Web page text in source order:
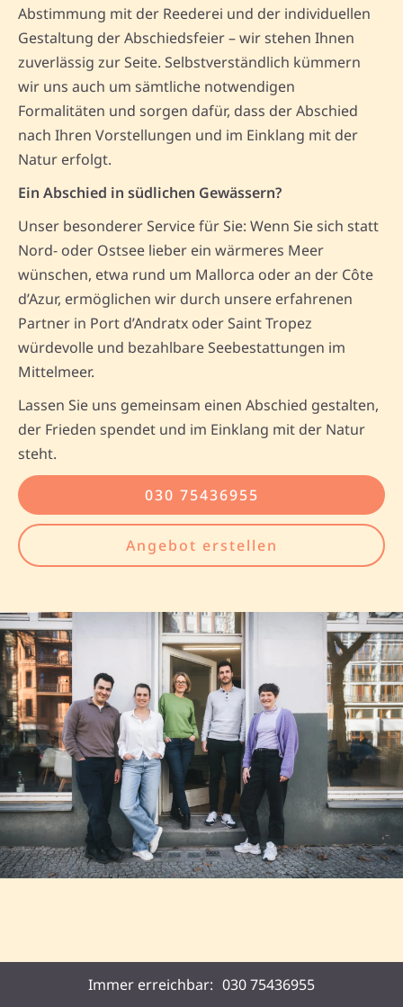
Abstimmung mit der Reederei und der individuellen
Gestaltung der Abschiedsfeier – wir stehen Ihnen
zuverlässig zur Seite. Selbstverständlich kümmern
wir uns auch um sämtliche notwendigen
Formalitäten und sorgen dafür, dass der Abschied
nach Ihren Vorstellungen und im Einklang mit der
Natur erfolgt.
Ein Abschied in südlichen Gewässern?
Unser besonderer Service für Sie: Wenn Sie sich statt
Nord- oder Ostsee lieber ein wärmeres Meer
wünschen, etwa rund um Mallorca oder an der Côte
d’Azur, ermöglichen wir durch unsere erfahrenen
Partner in Port d’Andratx oder Saint Tropez
würdevolle und bezahlbare Seebestattungen im
Mittelmeer.
Lassen Sie uns gemeinsam einen Abschied gestalten,
der Frieden spendet und im Einklang mit der Natur
steht.
030 75436955
Angebot erstellen
Seebestattung in Leingarten – Wer
Immer erreichbar: 030 75436955